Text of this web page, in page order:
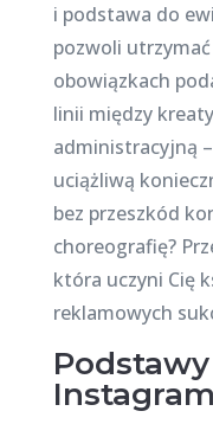
i podstawa do
pozwoli
obowiązkach
linii między
administracyjną
uciążliwą
bez przeszkód
choreografię?
która uczyni Cię
reklamowych